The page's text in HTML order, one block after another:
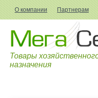
О компании Партнерам
Товары
назначения